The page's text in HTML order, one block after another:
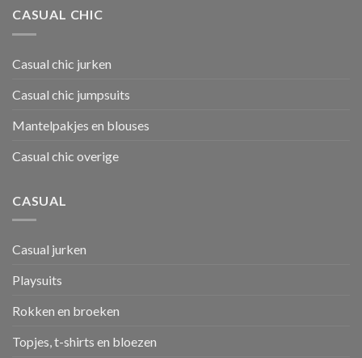
CASUAL CHIC
Casual chic jurken
Casual chic jumpsuits
Mantelpakjes en blouses
Casual chic overige
CASUAL
Casual jurken
Playsuits
Rokken en broeken
Topjes, t-shirts en bloezen